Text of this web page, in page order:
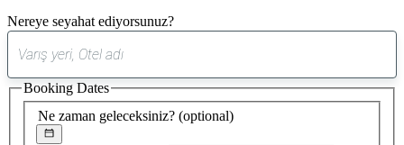
Nereye seyahat ediyorsunuz?
öneri
bulundu
Ne zaman geleceksiniz? (optional)
Booking Dates